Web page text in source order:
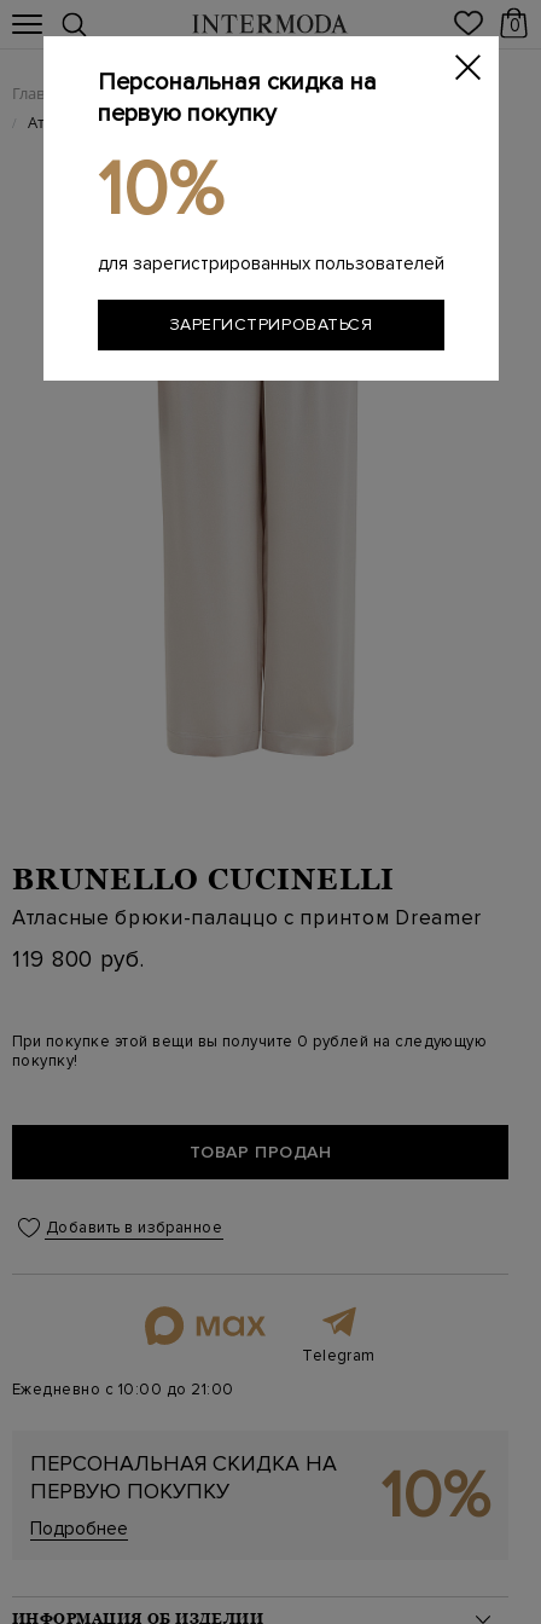
0
Главная Женщинам / Женская одежда / Женские брюки
/ Атласные брюки-палаццо с принтом Dreamer
BRUNELLO CUCINELLI
Атласные брюки-палаццо с принтом Dreamer
119 800 руб.
При покупке этой вещи вы получите 0 рублей на следующую
покупку!
ТОВАР ПРОДАН
Добавить в избранное
Telegram
Ежедневно с 10:00 до 21:00
ПЕРСОНАЛЬНАЯ СКИДКА НА
ПЕРВУЮ ПОКУПКУ
Подробнее 10%
ИНФОРМАЦИЯ ОБ ИЗДЕЛИИ
Персональная скидка на
первую покупку
10%
для зарегистрированных пользователей
ЗАРЕГИСТРИРОВАТЬСЯ